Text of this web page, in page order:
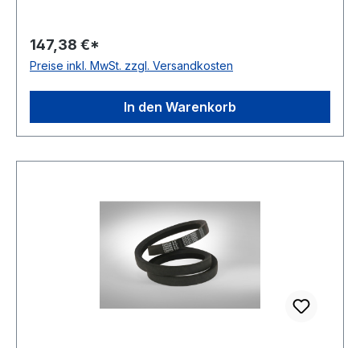
Ausführung ummantelt antistatisch ja Norm DIN
2215 Material Neoprene Zugstrang Polyester
147,38 €*
Preise inkl. MwSt. zzgl. Versandkosten
In den Warenkorb